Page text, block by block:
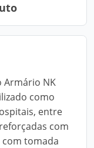
Armário NK
como
entre
com
tomada